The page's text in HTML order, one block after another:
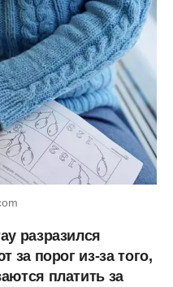
разразился
за порог из-за того,
платить за